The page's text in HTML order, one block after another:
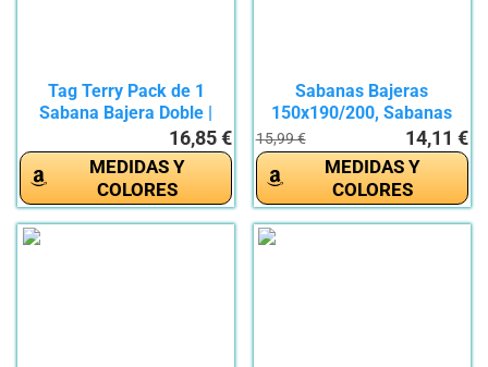
Tag Terry Pack de 1
Sabana Bajera Doble |
16,85 €
MEDIDAS Y
COLORES
Sabanas Bajeras
150x190/200, Sabanas
Cama 150...
15,99 € 14,11 €
MEDIDAS Y
COLORES